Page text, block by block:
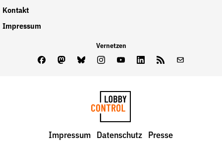
Kontakt
Impressum
Vernetzen
FacebookMastodon
BlueskyInstagram
YoutubeLinkedInFeed
LobbyControl
Impressum Datenschutz Presse